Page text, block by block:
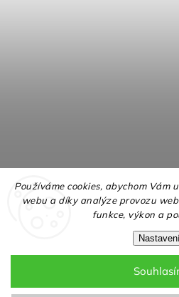
Používáme cookies, abychom Vám
webu a díky analýze provozu
funkce, výkon a
Copyright 2026NELLY.cz.